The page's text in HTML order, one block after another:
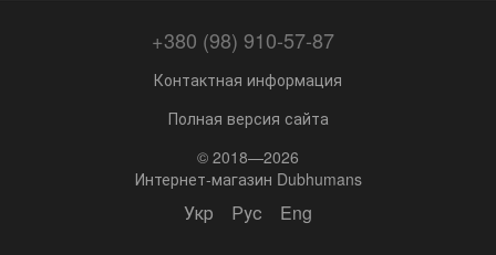
+380 (98) 910-57-87
Контактная информация
Полная версия сайта
© 2018—2026
Интернет-магазин Dubhumans
Укр Рус Eng